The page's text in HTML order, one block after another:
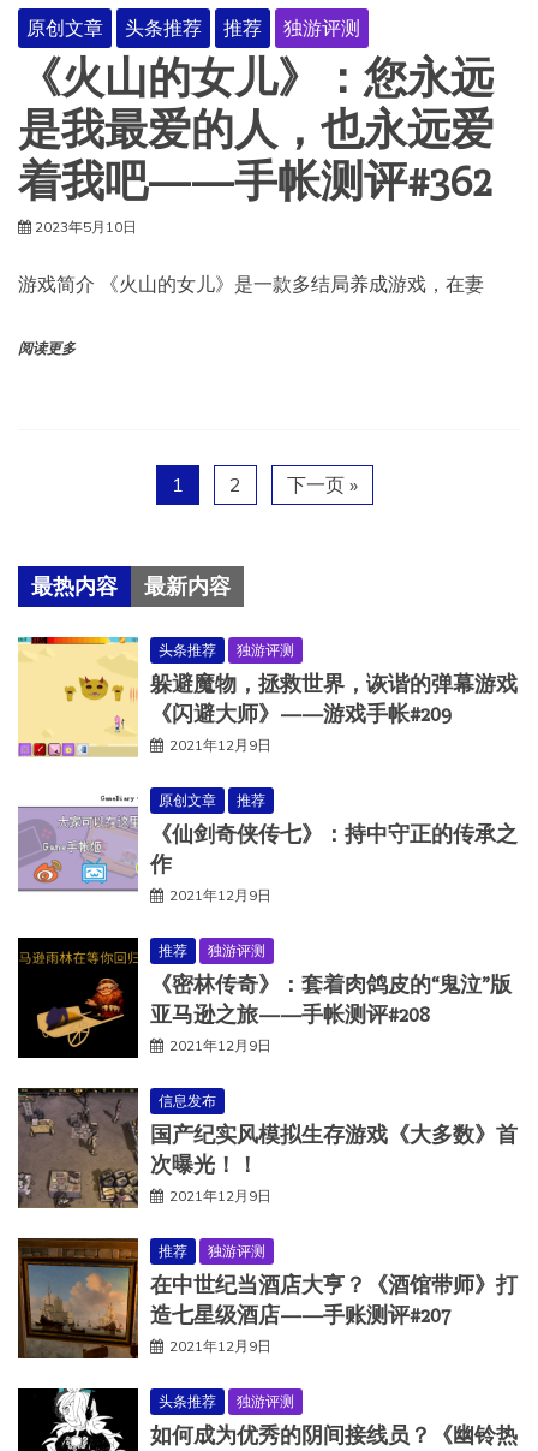
原创文章 头条推荐 推荐 独游评测
《火山的女儿》：您永远
是我最爱的人，也永远爱
着我吧——手帐测评#362
2023年5月10日
游戏简介 《火山的女儿》是一款多结局养成游戏，在妻
阅读更多
1 2 下一页 »
最热内容 最新内容
头条推荐 独游评测
躲避魔物，拯救世界，诙谐的弹幕游戏
《闪避大师》——游戏手帐#209
2021年12月9日
原创文章 推荐
《仙剑奇侠传七》：持中守正的传承之
作
2021年12月9日
推荐 独游评测
《密林传奇》：套着肉鸽皮的“鬼泣”版
亚马逊之旅——手帐测评#208
2021年12月9日
信息发布
国产纪实风模拟生存游戏《大多数》首
次曝光！！
2021年12月9日
推荐 独游评测
在中世纪当酒店大亨？《酒馆带师》打
造七星级酒店——手账测评#207
2021年12月9日
头条推荐 独游评测
如何成为优秀的阴间接线员？《幽铃热